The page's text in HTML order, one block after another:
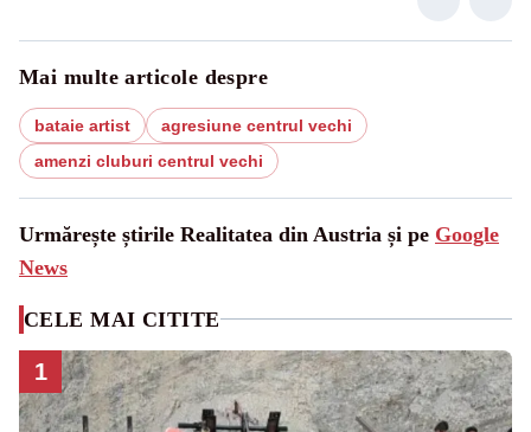
Mai multe articole despre
bataie artist
agresiune centrul vechi
amenzi cluburi centrul vechi
Urmărește știrile Realitatea din Austria și pe Google
News
CELE MAI CITITE
1